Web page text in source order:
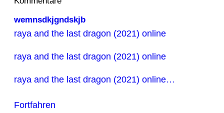
wemnsdkjgndskjb
raya and the last dragon (2021) online
raya and the last dragon (2021) online
raya and the last dragon (2021) online…
Fortfahren